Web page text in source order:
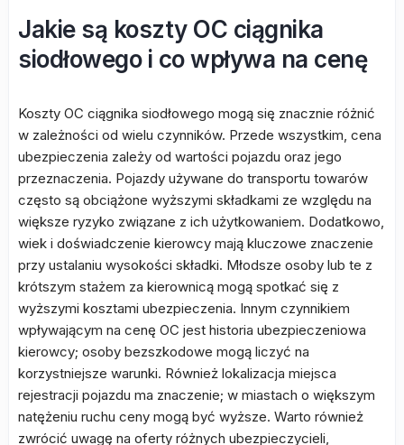
Jakie są koszty OC ciągnika
siodłowego i co wpływa na cenę
Koszty OC ciągnika siodłowego mogą się znacznie różnić
w zależności od wielu czynników. Przede wszystkim, cena
ubezpieczenia zależy od wartości pojazdu oraz jego
przeznaczenia. Pojazdy używane do transportu towarów
często są obciążone wyższymi składkami ze względu na
większe ryzyko związane z ich użytkowaniem. Dodatkowo,
wiek i doświadczenie kierowcy mają kluczowe znaczenie
przy ustalaniu wysokości składki. Młodsze osoby lub te z
krótszym stażem za kierownicą mogą spotkać się z
wyższymi kosztami ubezpieczenia. Innym czynnikiem
wpływającym na cenę OC jest historia ubezpieczeniowa
kierowcy; osoby bezszkodowe mogą liczyć na
korzystniejsze warunki. Również lokalizacja miejsca
rejestracji pojazdu ma znaczenie; w miastach o większym
natężeniu ruchu ceny mogą być wyższe. Warto również
zwrócić uwagę na oferty różnych ubezpieczycieli,